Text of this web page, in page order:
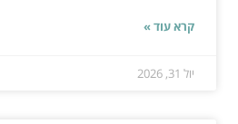
קרא עוד »
יול 31, 2026